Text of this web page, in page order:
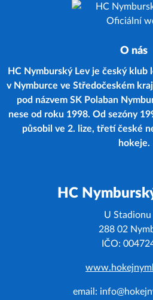
O nás
HC Nymburský Lev je český
v Nymburce ve Středočeském
pod názvem SK Polaban
nese od roku 1998. Od sezóny
působil ve 2. lize, třetí české
hokeje.
HC
U Stadionu
288 02
IČO:
email: